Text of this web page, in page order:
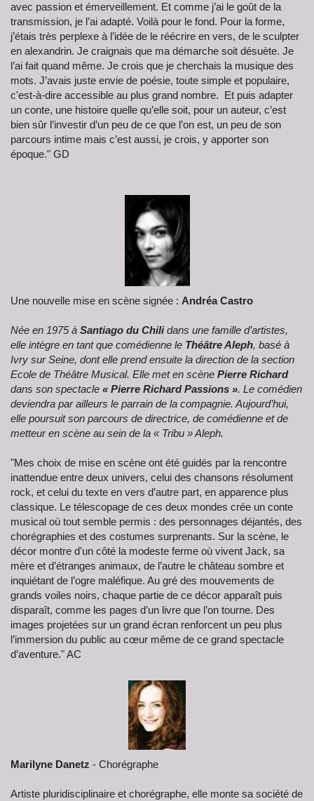
avec passion et émerveillement. Et comme j’ai le goût de la
transmission, je l’ai adapté. Voilà pour le fond. Pour la forme,
j’étais très perplexe à l’idée de le réécrire en vers, de le sculpter
en alexandrin. Je craignais que ma démarche soit désuète. Je
l’ai fait quand même. Je crois que je cherchais la musique des
mots. J’avais juste envie de poésie, toute simple et populaire,
c'est-à-dire accessible au plus grand nombre. Et puis adapter
un conte, une histoire quelle qu’elle soit, pour un auteur, c’est
bien sûr l’investir d’un peu de ce que l’on est, un peu de son
parcours intime mais c’est aussi, je crois, y apporter son
époque." GD
Une nouvelle mise en scène signée : Andréa Castro
Née en 1975 à Santiago du Chilidans une famille d’artistes,
elle intègre en tant que comédienne le Théâtre Aleph, basé à
Ivry sur Seine, dont elle prend ensuite la direction de la section
Ecole de Théâtre Musical. Elle met en scène Pierre Richard
dans son spectacle « Pierre Richard Passions ». Le comédien
deviendra par ailleurs le parrain de la compagnie. Aujourd’hui,
elle poursuit son parcours de directrice, de comédienne et de
metteur en scène au sein de la « Tribu » Aleph.
"Mes choix de mise en scène ont été guidés par la rencontre
inattendue entre deux univers, celui des chansons résolument
rock, et celui du texte en vers d’autre part, en apparence plus
classique. Le télescopage de ces deux mondes crée un conte
musical où tout semble permis : des personnages déjantés, des
chorégraphies et des costumes surprenants. Sur la scène, le
décor montre d'un côté la modeste ferme où vivent Jack, sa
mère et d’étranges animaux, de l’autre le château sombre et
inquiétant de l’ogre maléfique. Au gré des mouvements de
grands voiles noirs, chaque partie de ce décor apparaît puis
disparaît, comme les pages d’un livre que l’on tourne. Des
images projetées sur un grand écran renforcent un peu plus
l’immersion du public au cœur même de ce grand spectacle
d’aventure." AC
Marilyne Danetz - Chorégraphe
Artiste pluridisciplinaire et chorégraphe, elle monte sa société de